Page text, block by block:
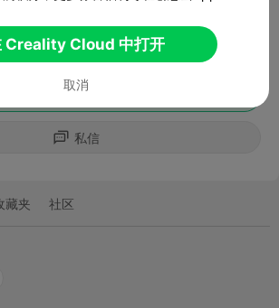
Creality Cloud 中打开
取消